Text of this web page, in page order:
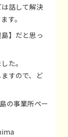
話して解決
す。
】だと思っ
た。
すので、ど
の事業所ペー